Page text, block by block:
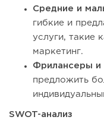
Средние и
гибкие и
услуги, такие
маркетинг.
Фрилансеры и
предложить
SWOT-анализ